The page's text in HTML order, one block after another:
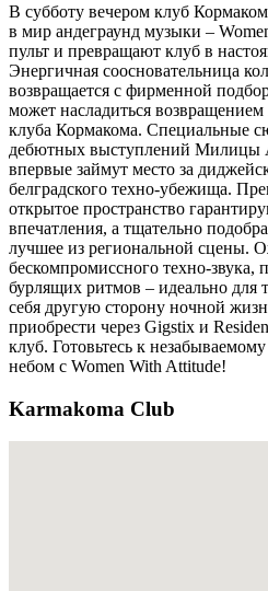
В субботу вечером клуб
в мир андеграунд музыки –
пульт и превращают клуб в
Энергичная соосновательница
возвращается с фирменной
может насладиться
клуба Кормакома. Специальные
дебютных выступлений Милицы
впервые займут место за
белградского техно-убежища.
открытое пространство
впечатления, а тщательно
лучшее из региональной сцены.
бескомпромиссного техно-звука,
бурлящих ритмов – идеально для
себя другую сторону ночной
приобрести через Gigstix и
клуб. Готовьтесь к
небом с Women With Attitude!
Karmakoma Club